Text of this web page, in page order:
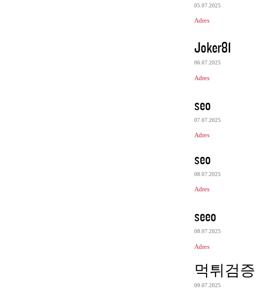
05.07.2025
Adres
Joker81
06.07.2025
Adres
seo
07.07.2025
Adres
seo
08.07.2025
Adres
seeo
08.07.2025
Adres
먹튀검증
09.07.2025